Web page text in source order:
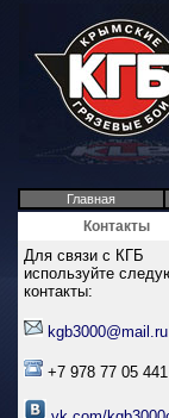
Главная
Контакты
Для связи с КГБ
используйте
контакты:
kgb3000@mail.ru
+7 978 77 05 441